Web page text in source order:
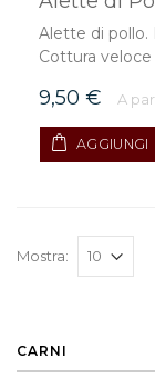
Alette di pollo.
Cottura
9,50 € A
AGGIUNGI
Mostra:
CARNI